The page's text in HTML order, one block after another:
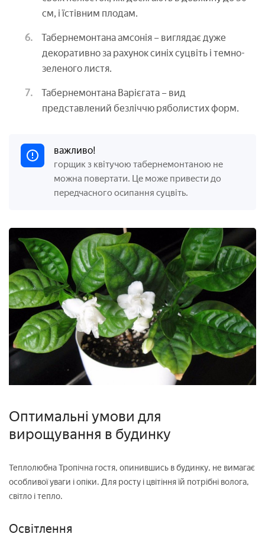
см, і їстівним плодам.
Табернемонтана амсонія – виглядає дуже
декоративно за рахунок синіх суцвіть і темно-
зеленого листя.
Табернемонтана Варієгата – вид
представлений безліччю ряболистих форм.
важливо!
горщик з квітучою табернемонтаною не
можна повертати. Це може привести до
передчасного осипання суцвіть.
Оптимальні умови для
вирощування в будинку
Теплолюбна Тропічна гостя, опинившись в будинку, не вимагає
особливої уваги і опіки. Для росту і цвітіння їй потрібні волога,
світло і тепло.
Освітлення